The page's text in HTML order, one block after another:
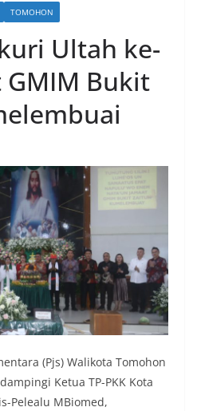
TOMOHON
Ultah ke-
GMIM Bukit
(Pjs) Walikota Tomohon
Ketua TP-PKK Kota
Pelealu MBiomed,